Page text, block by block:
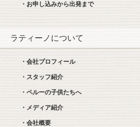
・お申し込みから出発まで
ラティーノについて
・会社プロフィール
・スタッフ紹介
・ペルーの子供たちへ
・メディア紹介
・会社概要